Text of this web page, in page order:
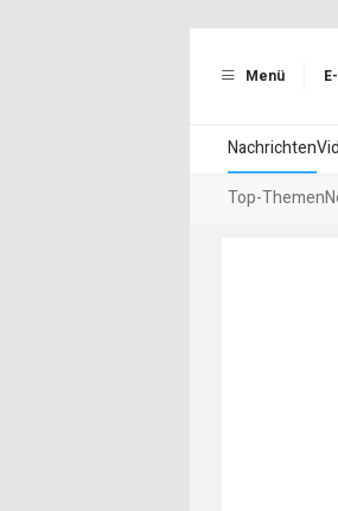
Menü
Nachrichten
Top-Themen